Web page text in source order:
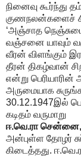
நினைவு கூர்ந்து தம்
குணநலன்களைச்
‘அஞ்சாத
வஞ்சனை யாவும்
வீரன் விளங்கும்
தீரன் திகழ்வான்
என்று
அருமையாக
30.12.1947இல்
கடிதம் வருமாறு
ஈ.வெ.ரா சென்னை,
அன்புள்ள தோழர்
கிடைத்தது.